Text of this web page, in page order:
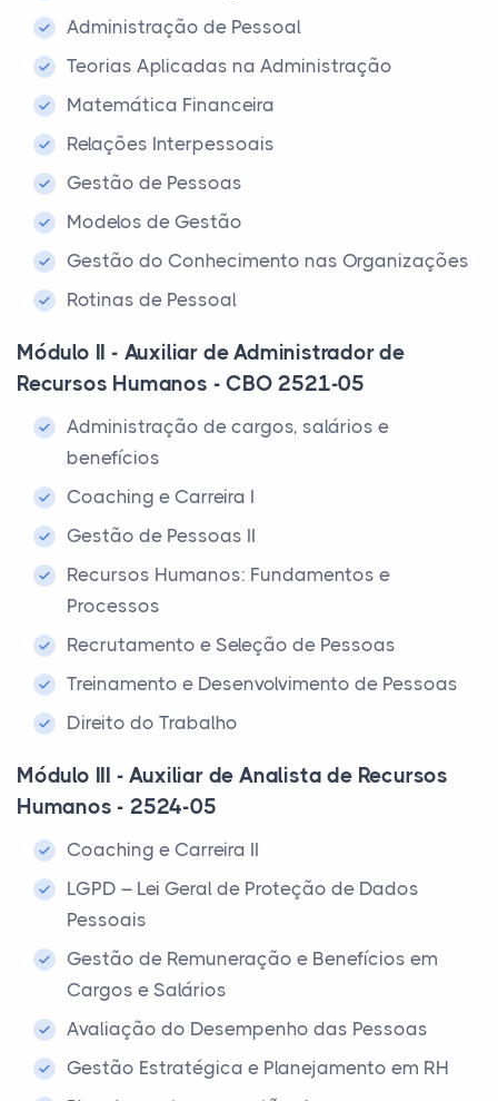
Administração de Pessoal
Teorias Aplicadas na Administração
Matemática Financeira
Relações Interpessoais
Gestão de Pessoas
Modelos de Gestão
Gestão do Conhecimento nas Organizações
Rotinas de Pessoal
Módulo II - Auxiliar de Administrador de
Recursos Humanos - CBO 2521-05
Administração de cargos, salários e
benefícios
Coaching e Carreira I
Gestão de Pessoas II
Recursos Humanos: Fundamentos e
Processos
Recrutamento e Seleção de Pessoas
Treinamento e Desenvolvimento de Pessoas
Direito do Trabalho
Módulo III - Auxiliar de Analista de Recursos
Humanos - 2524-05
Coaching e Carreira II
LGPD – Lei Geral de Proteção de Dados
Pessoais
Gestão de Remuneração e Benefícios em
Cargos e Salários
Avaliação do Desempenho das Pessoas
Gestão Estratégica e Planejamento em RH